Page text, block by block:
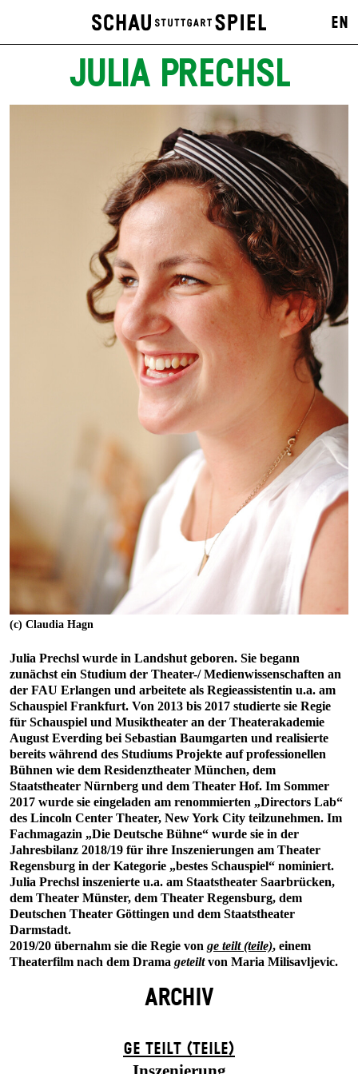
EN
JULIA PRECHSL
(c) Claudia Hagn
Julia Prechsl wurde in Landshut geboren. Sie begann
zunächst ein Studium der Theater-/ Medienwissenschaften an
der FAU Erlangen und arbeitete als Regieassistentin u.a. am
Schauspiel Frankfurt. Von 2013 bis 2017 studierte sie Regie
für Schauspiel und Musiktheater an der Theaterakademie
August Everding bei Sebastian Baumgarten und realisierte
bereits während des Studiums Projekte auf professionellen
Bühnen wie dem Residenztheater München, dem
Staatstheater Nürnberg und dem Theater Hof. Im Sommer
2017 wurde sie eingeladen am renommierten „Directors Lab“
des Lincoln Center Theater, New York City teilzunehmen. Im
Fachmagazin „Die Deutsche Bühne“ wurde sie in der
Jahresbilanz 2018/19 für ihre Inszenierungen am Theater
Regensburg in der Kategorie „bestes Schauspiel“ nominiert.
Julia Prechsl inszenierte u.a. am Staatstheater Saarbrücken,
dem Theater Münster, dem Theater Regensburg, dem
Deutschen Theater Göttingen und dem Staatstheater
Darmstadt.
2019/20 übernahm sie die Regie von ge teilt (teile), einem
Theaterfilm nach dem Drama geteiltvon Maria Milisavljevic.
ARCHIV
GE TEILT (TEILE)